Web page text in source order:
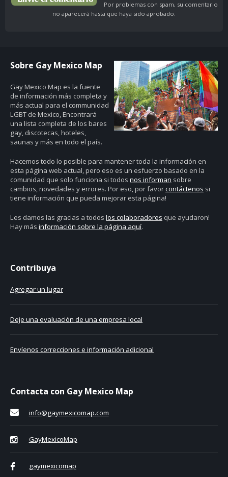
Por problemas con spam, su comentario
no aparecerá hasta que haya sido aprobado.
Sobre Gay Mexico Map
Gay Mexico Map es la fuente
de información más completa y
más actual para el communidad
LGBT de Mexico, Encontrará
una lista completa de los bares
gay, discotecas, hoteles,
saunas y más en todo el país.
Hacemos todo lo posible para mantener toda la información en
esta página web actual, pero eso es un esfuerzo basado en la
comunidad que solo funciona si todos nos informan sobre
cambios, novedades y errores. Por eso, por favorcontáctenos si
tiene información que pueda mejorar esta página!
Les damos las gracias a todos los colaboradores que ayudaron!
Hay más información sobre la página aquí.
Contribuya
Agregar un lugar
Deje una evaluación de una empresa local
Envíenos correcciones e información adicional
Contacta con Gay Mexico Map
info@gaymexicomap.com
GayMexicoMap
gaymexicomap